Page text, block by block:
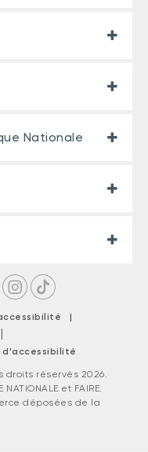
Nationale
|
d'accessibilité
droits réservés 2026.
NATIONALE et FAIRE.
déposées de la